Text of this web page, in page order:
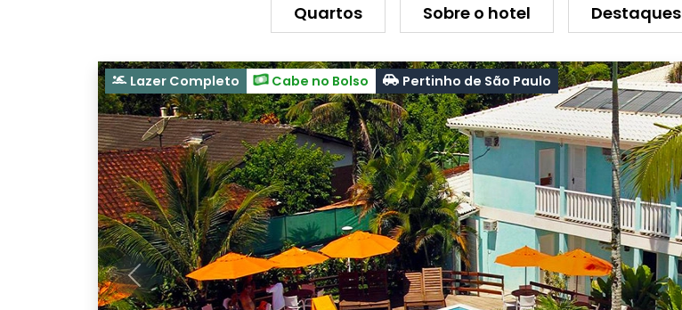
Quartos Sobre o hotel Destaques
Anterior
Lazer Completo Cabe no Bolso Pertinho de São Paulo